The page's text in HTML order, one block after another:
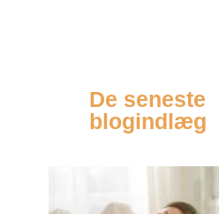
De seneste
blogindlæg